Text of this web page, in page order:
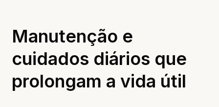
Manutenção e
cuidados diários que
prolongam a vida útil